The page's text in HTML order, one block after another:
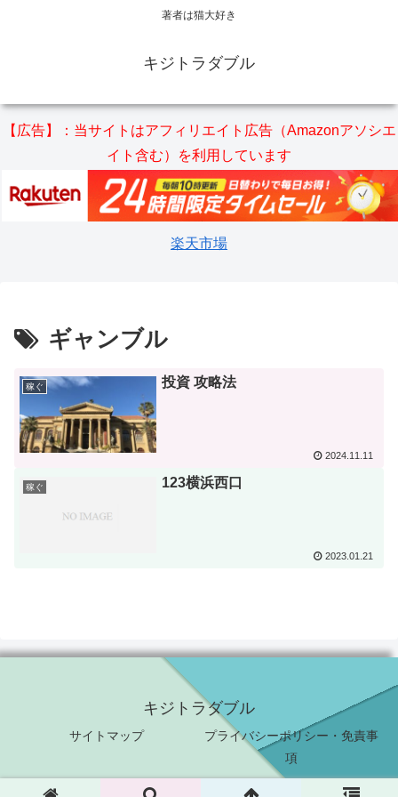
著者は猫大好き
キジトラダブル
【広告】：当サイトはアフィリエイト広告（Amazonアソシエ
イト含む）を利用しています
楽天市場
ギャンブル
稼ぐ 投資 攻略法
2024.11.11
稼ぐ 123横浜西口
2023.01.21
キジトラダブル
サイトマップ
プライバシーポリシー・免責事
項
© 2021 キジトラダブル.